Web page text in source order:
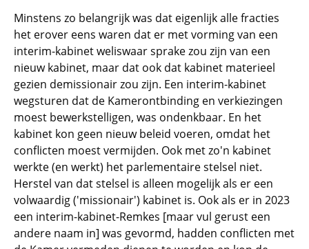
Minstens zo belangrijk was dat eigenlijk alle fracties
het erover eens waren dat er met vorming van een
interim-kabinet weliswaar sprake zou zijn van een
nieuw kabinet, maar dat ook dat kabinet materieel
gezien demissionair zou zijn. Een interim-kabinet
wegsturen dat de Kamerontbinding en verkiezingen
moest bewerkstelligen, was ondenkbaar. En het
kabinet kon geen nieuw beleid voeren, omdat het
conflicten moest vermijden. Ook met zo'n kabinet
werkte (en werkt) het parlementaire stelsel niet.
Herstel van dat stelsel is alleen mogelijk als er een
volwaardig ('missionair') kabinet is. Ook als er in 2023
een interim-kabinet-Remkes [maar vul gerust een
andere naam in] was gevormd, hadden conflicten met